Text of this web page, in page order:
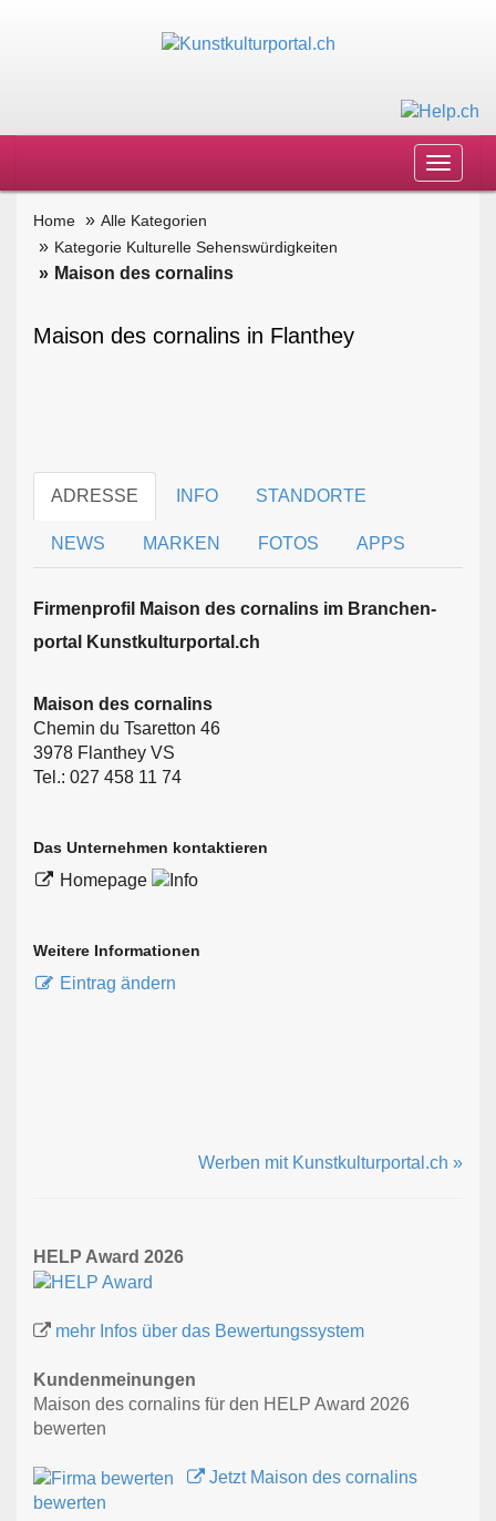
Toggle
Home
Alle Kategorien
Kategorie Kulturelle Sehenswürdigkeiten
Maison des cornalins
Maison des cornalins in Flanthey
ADRESSE INFO STANDORTE
NEWS MARKEN FOTOS APPS
Firmen­profil Maison des cornalins im Branchen­
portal Kunstkulturportal.ch
Maison des cornalins
Chemin du Tsaretton 46
3978 Flanthey VS
Tel.: 027 458 11 74
Das Unternehmen kontaktieren
Homepage
Weitere Informationen
Eintrag ändern
Werben mit Kunstkulturportal.ch »
HELP Award 2026
mehr Infos über das Bewertungssystem
Kundenmeinungen
Maison des cornalins für den HELP Award 2026
bewerten
Jetzt Maison des cornalins
bewerten